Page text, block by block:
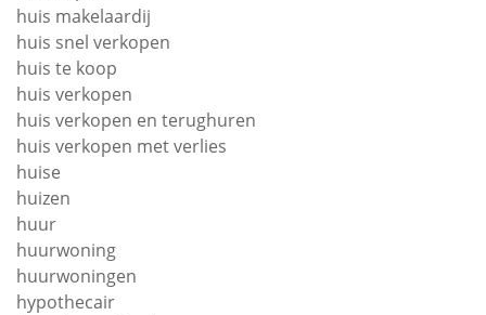
huis makelaardij
huis snel verkopen
huis te koop
huis verkopen
huis verkopen en terughuren
huis verkopen met verlies
huise
huizen
huur
huurwoning
huurwoningen
hypothecair